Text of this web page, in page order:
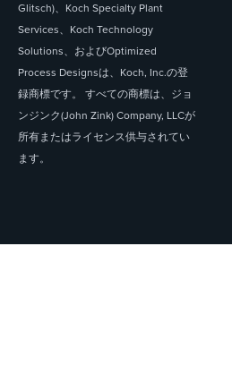
Glitsch)、Koch Specialty Plant
Services、Koch Technology
Solutions、およびOptimized
Process Designsは、Koch, Inc.の登
録商標です。 すべての商標は、ジョ
ンジンク(John Zink) Company, LLCが
所有またはライセンス供与されてい
ます。